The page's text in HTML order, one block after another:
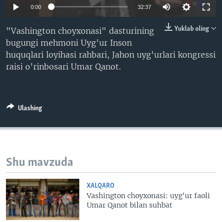
SOUNDCLOUD
VOA0:00 32:37
Yuklab oling
"Vashington choyxonasi" dasturining
bugungi mehmoni Uyg'ur Inson
huquqlari loyihasi rahbari, Jahon uyg'urlari kongressi
raisi o'rinbosari Umar Qanot.
Ulashing
Shu mavzuda
XALQARO
Vashington choyxonasi: uyg'ur faoli
Umar Qanot bilan suhbat